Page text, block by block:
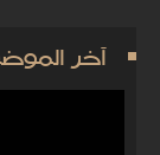
آخر